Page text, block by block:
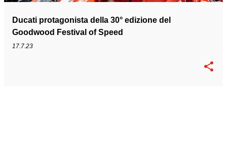
Ducati protagonista della 30° edizione del
Goodwood Festival of Speed
17.7.23